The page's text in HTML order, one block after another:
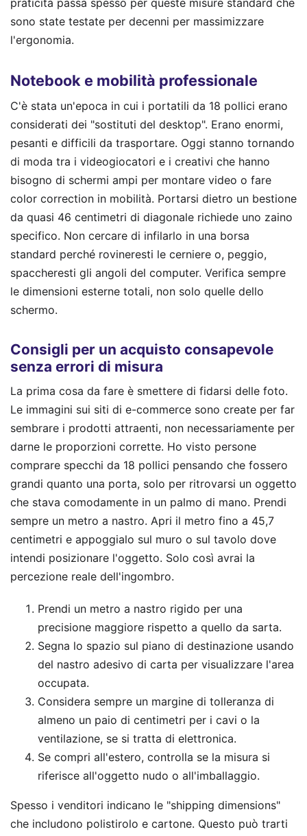
sono state testate per decenni per massimizzare
l'ergonomia.
Notebook e mobilità professionale
C'è stata un'epoca in cui i portatili da 18 pollici erano
considerati dei "sostituti del desktop". Erano enormi,
pesanti e difficili da trasportare. Oggi stanno tornando
di moda tra i videogiocatori e i creativi che hanno
bisogno di schermi ampi per montare video o fare
color correction in mobilità. Portarsi dietro un bestione
da quasi 46 centimetri di diagonale richiede uno zaino
specifico. Non cercare di infilarlo in una borsa
standard perché rovineresti le cerniere o, peggio,
spaccheresti gli angoli del computer. Verifica sempre
le dimensioni esterne totali, non solo quelle dello
schermo.
Consigli per un acquisto consapevole
senza errori di misura
La prima cosa da fare è smettere di fidarsi delle foto.
Le immagini sui siti di e-commerce sono create per far
sembrare i prodotti attraenti, non necessariamente per
darne le proporzioni corrette. Ho visto persone
comprare specchi da 18 pollici pensando che fossero
grandi quanto una porta, solo per ritrovarsi un oggetto
che stava comodamente in un palmo di mano. Prendi
sempre un metro a nastro. Apri il metro fino a 45,7
centimetri e appoggialo sul muro o sul tavolo dove
intendi posizionare l'oggetto. Solo così avrai la
percezione reale dell'ingombro.
Prendi un metro a nastro rigido per una
precisione maggiore rispetto a quello da sarta.
Segna lo spazio sul piano di destinazione usando
del nastro adesivo di carta per visualizzare l'area
occupata.
Considera sempre un margine di tolleranza di
almeno un paio di centimetri per i cavi o la
ventilazione, se si tratta di elettronica.
Se compri all'estero, controlla se la misura si
riferisce all'oggetto nudo o all'imballaggio.
Spesso i venditori indicano le "shipping dimensions"
che includono polistirolo e cartone. Questo può trarti